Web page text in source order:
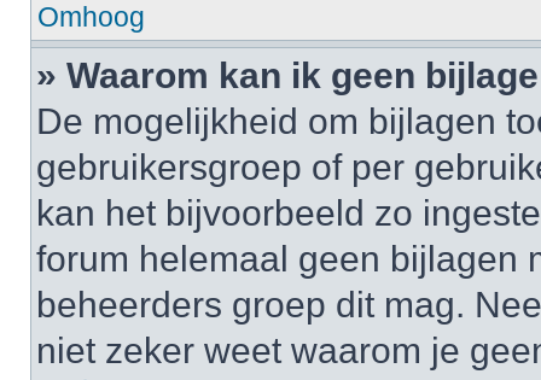
Omhoog
» Waarom kan ik geen
De mogelijkheid om bijlagen
gebruikersgroep of per
kan het bijvoorbeeld zo
forum helemaal geen bijlagen
beheerders groep dit mag.
niet zeker weet waarom je